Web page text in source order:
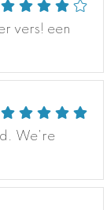
vers! een
We're